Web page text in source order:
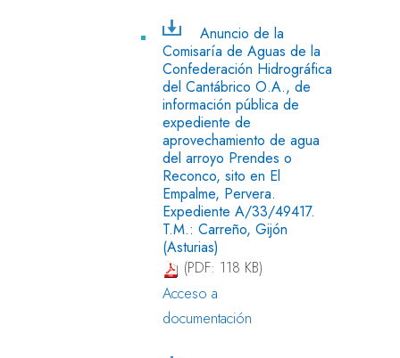
Anuncio de la
Comisaría de Aguas de la
Confederación Hidrográfica
del Cantábrico O.A., de
información pública de
expediente de
aprovechamiento de agua
del arroyo Prendes o
Reconco, sito en El
Empalme, Pervera.
Expediente A/33/49417.
T.M.: Carreño, Gijón
(Asturias)
(PDF: 118 KB)
Acceso a
documentación